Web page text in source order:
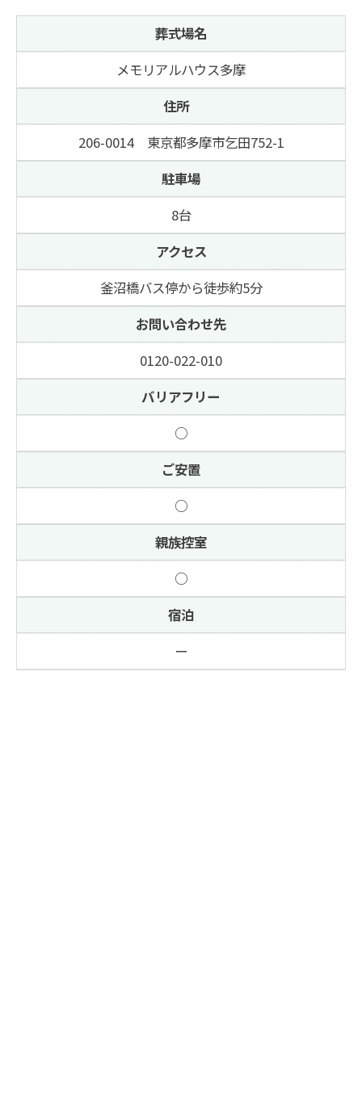
葬式場名
メモリアルハウス多摩
住所
206-0014 東京都多摩市乞田752-1
駐車場
8台
アクセス
釜沼橋バス停から徒歩約5分
お問い合わせ先
0120-022-010
バリアフリー
○
ご安置
○
親族控室
○
宿泊
ー